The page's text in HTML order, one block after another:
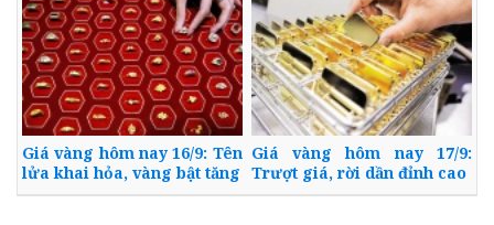
Giá vàng hôm nay 16/9: Tên
lửa khai hỏa, vàng bật tăng
Giá vàng hôm nay 17/9:
Trượt giá, rời dần đỉnh cao